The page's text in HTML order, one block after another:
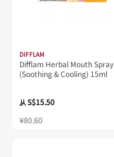
DIFFLAM
Difflam Herbal Mouth Spray
(Soothing & Cooling) 15ml
从S$15.50
¥80.60